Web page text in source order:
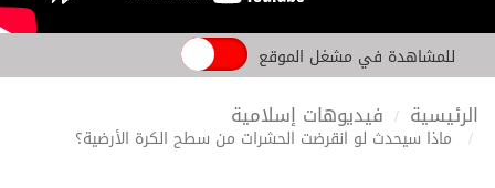
للمشاهدة في مشغل الموقع
الرئيسية فيديوهات إسلامية
ماذا سيحدث لو انقرضت الحشرات من سطح الكرة الأرضية؟